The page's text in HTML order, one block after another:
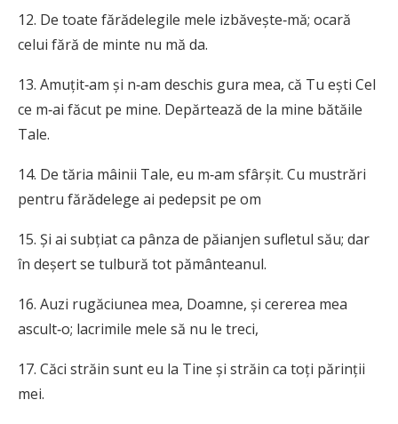
12. De toate fărădelegile mele izbăvește‑mă; ocară
celui fără de minte nu mă da.
13. Amuțit‑am și n‑am deschis gura mea, că Tu ești Cel
ce m‑ai făcut pe mine. Depărtează de la mine bătăile
Tale.
14. De tăria mâinii Tale, eu m‑am sfârșit. Cu mustrări
pentru fărădelege ai pedepsit pe om
15. Și ai subțiat ca pânza de păianjen sufletul său; dar
în deșert se tulbură tot pământeanul.
16. Auzi rugăciunea mea, Doamne, și cererea mea
ascult‑o; lacrimile mele să nu le treci,
17. Căci străin sunt eu la Tine și străin ca toți părinții
mei.